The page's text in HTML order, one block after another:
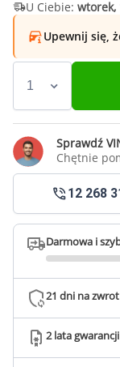
U Ciebie: wtorek,
Upewnij się,
Sprawdź
Chętnie
12 268
Darmowa i
21 dni na
2 lata gwarancji